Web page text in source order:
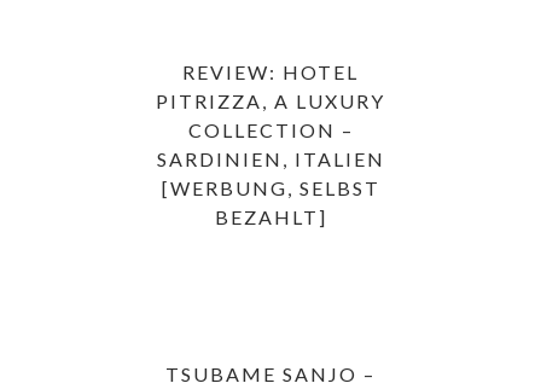
REVIEW: HOTEL
PITRIZZA, A LUXURY
COLLECTION –
SARDINIEN, ITALIEN
[WERBUNG, SELBST
BEZAHLT]
TSUBAME SANJO –